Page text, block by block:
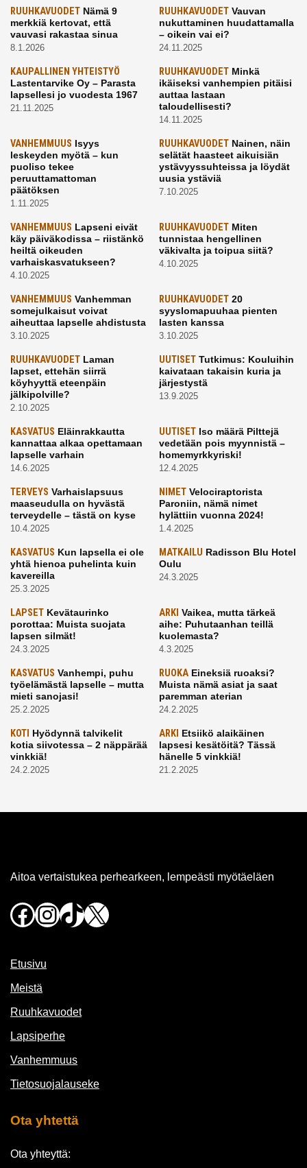
RUUHKAVUODET Nämä 9
merkkiä kertovat, että
vauvasi rakastaa sinua
8.1.2026
RUUHKAVUODETVauvan
nukuttaminen huudattamalla
– oikein vai ei?
24.11.2025
KAUPALLINEN YHTEISTYÖ
Lastentarvike Oy – Parasta
lapsellesi jo vuodesta 1967
21.11.2025
RUUHKAVUODETMinkä
ikäiseksi vanhempien pitäisi
auttaa lastaan
taloudellisesti?
14.11.2025
VANHEMMUUS Isyys
leskeyden myötä – kun
puoliso tekee
peruuttamattoman
päätöksen
1.11.2025
RUUHKAVUODETNainen, näin
selätät haasteet aikuisiän
ystävyyssuhteissa ja löydät
uusia ystäviä
7.10.2025
VANHEMMUUS Lapseni eivät
käy päiväkodissa – riistänkö
heiltä oikeuden
varhaiskasvatukseen?
4.10.2025
RUUHKAVUODETMiten
tunnistaa hengellinen
väkivalta ja toipua siitä?
4.10.2025
VANHEMMUUS Vanhemman
somejulkaisut voivat
aiheuttaa lapselle ahdistusta
3.10.2025
RUUHKAVUODET20
syyslomapuuhaa pienten
lasten kanssa
3.10.2025
RUUHKAVUODET Laman
lapset, ettehän siirrä
köyhyyttä eteenpäin
jälkipolville?
2.10.2025
UUTISETTutkimus: Kouluihin
kaivataan takaisin kuria ja
järjestystä
13.9.2025
KASVATUS Eläinrakkautta
kannattaa alkaa opettamaan
lapselle varhain
14.6.2025
UUTISETIso määrä Pilttejä
vedetään pois myynnistä –
homemyrkkyriski!
12.4.2025
TERVEYS Varhaislapsuus
maaseudulla on hyvästä
terveydelle – tästä on kyse
10.4.2025
NIMETVelociraptorista
Paroniin, nämä nimet
hylättiin vuonna 2024!
1.4.2025
KASVATUS Kun lapsella ei ole
yhtä hienoa puhelinta kuin
kavereilla
25.3.2025
MATKAILU Radisson Blu Hotel
Oulu
24.3.2025
LAPSET Kevätaurinko
porottaa: Muista suojata
lapsen silmät!
24.3.2025
ARKI Vaikea, mutta tärkeä
aihe: Puhutaanhan teillä
kuolemasta?
4.3.2025
KASVATUS Vanhempi, puhu
työelämästä lapselle – mutta
mieti sanojasi!
25.2.2025
RUOKAEineksiä ruoaksi?
Muista nämä asiat ja saat
paremman aterian
24.2.2025
KOTI Hyödynnä talvikelit
kotia siivotessa – 2 näppärää
vinkkiä!
24.2.2025
ARKI Etsiikö alaikäinen
lapsesi kesätöitä? Tässä
hänelle 5 vinkkiä!
21.2.2025
Aitoa vertaistukea perhearkeen, lempeästi myötäeläen
Facebook
Instagram
TikTok
X
Etusivu
Meistä
Ruuhkavuodet
Lapsiperhe
Vanhemmuus
Tietosuojalauseke
Ota yhtettä
Ota yhteyttä: